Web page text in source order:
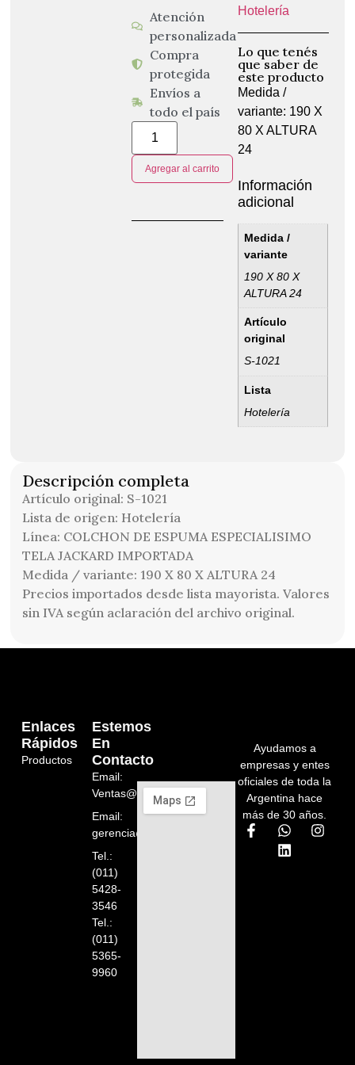
Atención
personalizada
Compra
protegida
Envíos a
todo el país
Agregar al carrito
Hotelería
Lo que tenés
que saber de
este producto
Medida /
variante: 190 X
80 X ALTURA
24
Información
adicional
Medida /
variante
190 X 80 X
ALTURA 24
Artículo
original
S-1021
Lista
Hotelería
Descripción completa
Artículo original: S-1021
Lista de origen: Hotelería
Línea: COLCHON DE ESPUMA ESPECIALISIMO
TELA JACKARD IMPORTADA
Medida / variante: 190 X 80 X ALTURA 24
Precios importados desde lista mayorista. Valores
sin IVA según aclaración del archivo original.
Ayudamos a
empresas y entes
oficiales de toda la
Argentina hace
más de 30 años.
Enlaces
Rápidos
Productos
Estemos
En
Contacto
Email:
Ventas@orelion.com.ar
Email:
gerencia@orelion.com.ar
Tel.:
(011)
5428-
3546
Tel.:
(011)
5365-
9960